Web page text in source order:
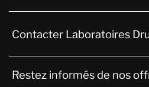
Contacter Laboratoires
Restez informés de nos